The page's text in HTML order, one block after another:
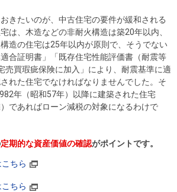
きたいのが、中古住宅の要件が緩和される
は、木造などの非耐火構造は築20年以内、
造の住宅は25年以内が原則で、そうでない
合証明書」「既存住宅性能評価書（耐震等
売買瑕疵保険に加入」により、耐震基準に適
れた住宅でなければなりませんでした。そ
年（昭和57年）以降に建築された住宅
）であればローン減税の対象になるわけで
定期的な資産価値の確認がポイントです。
ちら
ちら